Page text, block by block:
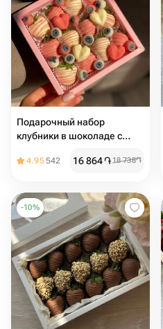
Подарочный набор
клубники в шоколаде с
4.95542 16 864֏18 738֏
-10%